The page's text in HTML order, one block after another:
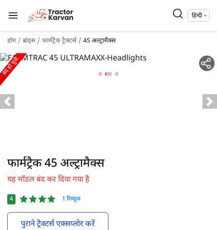
हिन्दी
होम ब्रांड्स फार्मट्रैक ट्रैक्टर्स 45 अल्ट्रामैक्स
बंद हो चुके
फार्मट्रैक 45 अल्ट्रामैक्स
यह मॉडल बंद कर दिया गया है
4 1 रिव्यूज
पुराने ट्रैक्टर्स एक्सप्लोर करें